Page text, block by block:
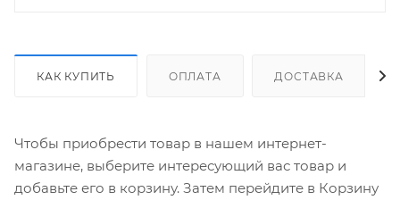
КАК КУПИТЬ ОПЛАТА ДОСТАВКА
Чтобы приобрести товар в нашем интернет-
магазине, выберите интересующий вас товар и
добавьте его в корзину. Затем перейдите в Корзину